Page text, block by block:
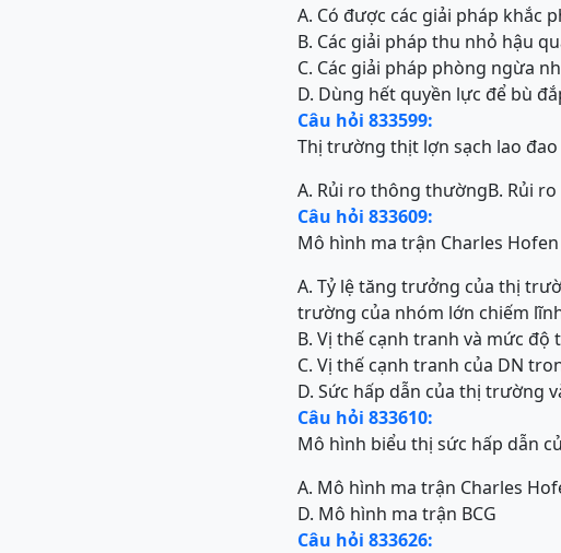
A. Có được các giải pháp khắc
B. Các giải pháp thu nhỏ hậu
C. Các giải pháp phòng ngừa
D. Dùng hết quyền lực để bù
Câu hỏi 833599:
Thị trường thịt lợn sạch lao
A. Rủi ro thông thườngB. Rủi
Câu hỏi 833609:
Mô hình ma trận Charles
A. Tỷ lệ tăng trưởng của thị
trường của nhóm lớn chiếm
B. Vị thế cạnh tranh và mức
C. Vị thế cạnh tranh của DN
D. Sức hấp dẫn của thị trường
Câu hỏi 833610:
Mô hình biểu thị sức hấp dẫn
A. Mô hình ma trận Charles
D. Mô hình ma trận BCG
Câu hỏi 833626: